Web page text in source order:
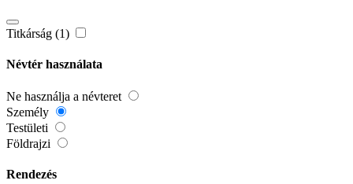
Titkárság (1)
Névtér használata
Ne használja a névteret
Személy
Testületi
Földrajzi
Rendezés